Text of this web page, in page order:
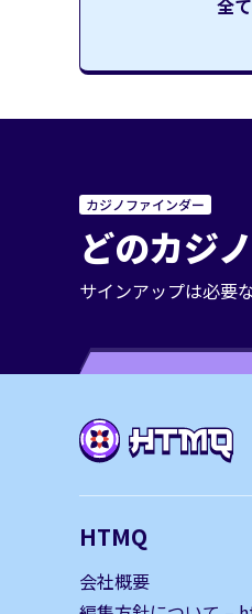
全
カジノファインダー
どのカジ
サインアップは必要
HTMQ
会社概要